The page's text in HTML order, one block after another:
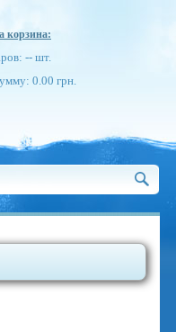
корзина:
-- шт.
0.00 грн.